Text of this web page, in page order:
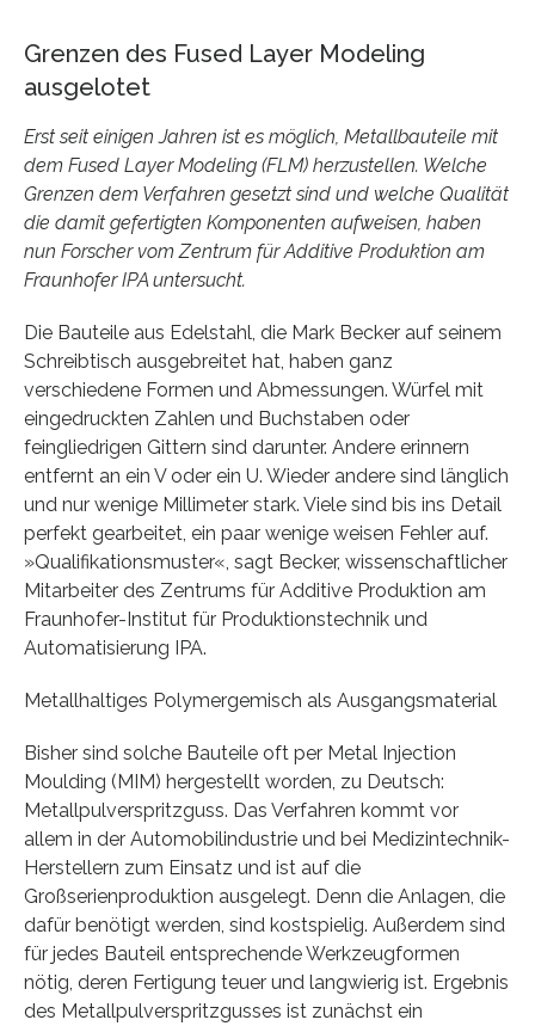
Grenzen des Fused Layer Modeling
ausgelotet
Erst seit einigen Jahren ist es möglich, Metallbauteile mit
dem Fused Layer Modeling (FLM) herzustellen. Welche
Grenzen dem Verfahren gesetzt sind und welche Qualität
die damit gefertigten Komponenten aufweisen, haben
nun Forscher vom Zentrum für Additive Produktion am
Fraunhofer IPA untersucht.
Die Bauteile aus Edelstahl, die Mark Becker auf seinem
Schreibtisch ausgebreitet hat, haben ganz
verschiedene Formen und Abmessungen. Würfel mit
eingedruckten Zahlen und Buchstaben oder
feingliedrigen Gittern sind darunter. Andere erinnern
entfernt an ein V oder ein U. Wieder andere sind länglich
und nur wenige Millimeter stark. Viele sind bis ins Detail
perfekt gearbeitet, ein paar wenige weisen Fehler auf.
»Qualifikationsmuster«, sagt Becker, wissenschaftlicher
Mitarbeiter des Zentrums für Additive Produktion am
Fraunhofer-Institut für Produktionstechnik und
Automatisierung IPA.
Metallhaltiges Polymergemisch als Ausgangsmaterial
Bisher sind solche Bauteile oft per Metal Injection
Moulding (MIM) hergestellt worden, zu Deutsch:
Metallpulverspritzguss. Das Verfahren kommt vor
allem in der Automobilindustrie und bei Medizintechnik-
Herstellern zum Einsatz und ist auf die
Großserienproduktion ausgelegt. Denn die Anlagen, die
dafür benötigt werden, sind kostspielig. Außerdem sind
für jedes Bauteil entsprechende Werkzeugformen
nötig, deren Fertigung teuer und langwierig ist. Ergebnis
des Metallpulverspritzgusses ist zunächst ein